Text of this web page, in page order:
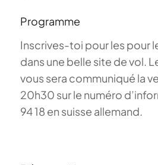
Programme
Inscrives-toi pour les pour
dans une belle site de vol.
vous sera communiqué la
20h30 sur le numéro
94 18 en suisse allemand.